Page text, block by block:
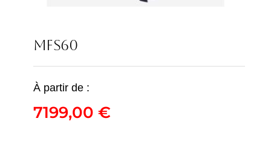
MFS60
MFS60
À partir de :
7199,00 €